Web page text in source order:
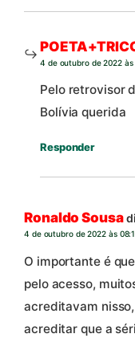
4 de outubro de 2022 às
Pelo retrovisor
Bolívia querida
Responder
Ronaldo Sousa
4 de outubro de 2022 às
O importante é
pelo acesso,
acreditavam
acreditar que a